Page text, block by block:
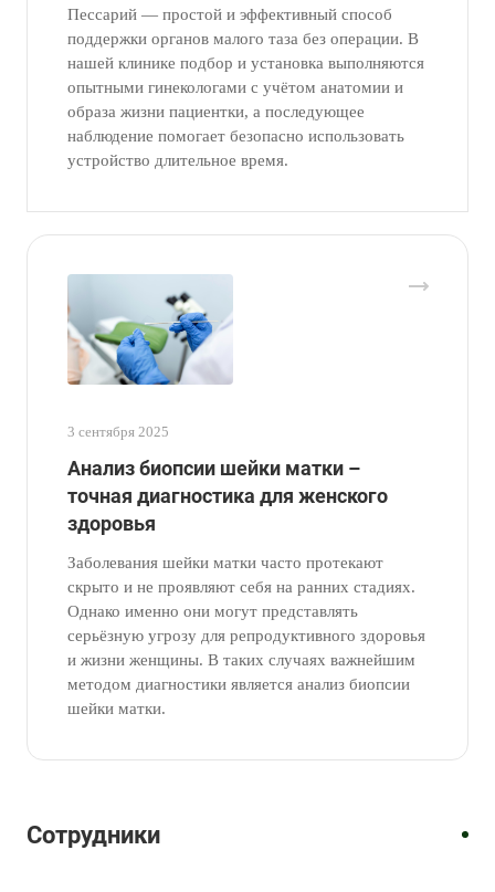
Пессарий — простой и эффективный способ
поддержки органов малого таза без операции. В
нашей клинике подбор и установка выполняются
опытными гинекологами с учётом анатомии и
образа жизни пациентки, а последующее
наблюдение помогает безопасно использовать
устройство длительное время.
3 сентября 2025
Анализ биопсии шейки матки –
точная диагностика для женского
здоровья
Заболевания шейки матки часто протекают
скрыто и не проявляют себя на ранних стадиях.
Однако именно они могут представлять
серьёзную угрозу для репродуктивного здоровья
и жизни женщины. В таких случаях важнейшим
методом диагностики является анализ биопсии
шейки матки.
Сотрудники
Тимофеевна
Николаевна
Юрьевна
Врач
Владимировна